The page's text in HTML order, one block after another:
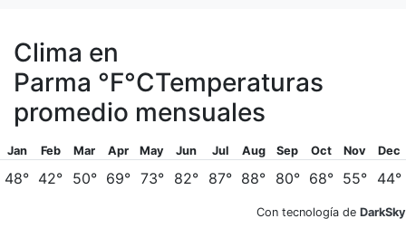
Clima en
Parma °F°CTemperaturas
promedio mensuales
Jan
48°
Feb
42°
Mar
50°
Apr
69°
May
73°
Jun
82°
Jul
87°
Aug
88°
Sep
80°
Oct
68°
Nov
55°
Dec
44°
Con tecnología de DarkSky